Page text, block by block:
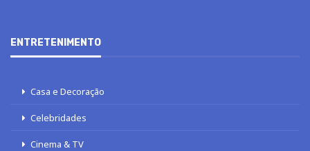
ENTRETENIMENTO
Casa e Decoração
Celebridades
Cinema & TV